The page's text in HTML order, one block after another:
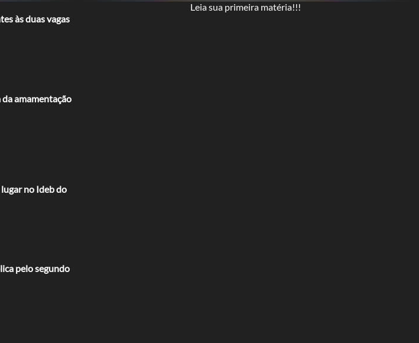
às duas vagas
amamentação
no Ideb do
pelo segundo
Leia sua primeira matéria!!!